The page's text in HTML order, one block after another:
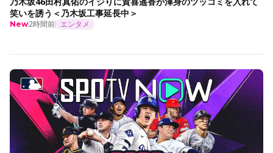
笑いを誘う＜乃木坂工事延長中＞
New2時間前 エンタメ